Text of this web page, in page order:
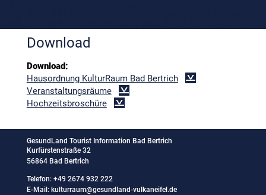
Download
Download:
Hausordnung KulturRaum Bad Bertrich
Veranstaltungsräume
Hochzeitsbroschüre
GesundLand Tourist Information Bad Bertrich
Kurfürstenstraße 32
56864 Bad Bertrich
Telefon: +49 2674 932 222
E-Mail: kulturraum@gesundland-vulkaneifel.de